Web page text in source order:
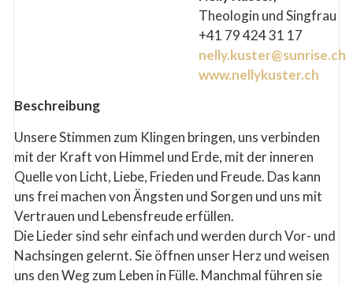
Theologin und Singfrau
+41 79 424 31 17
nelly.kuster@sunrise.ch
www.nellykuster.ch
Beschreibung
Unsere Stimmen zum Klingen bringen, uns verbinden
mit der Kraft von Himmel und Erde, mit der inneren
Quelle von Licht, Liebe, Frieden und Freude. Das kann
uns frei machen von Ängsten und Sorgen und uns mit
Vertrauen und Lebensfreude erfüllen.
Die Lieder sind sehr einfach und werden durch Vor- und
Nachsingen gelernt. Sie öffnen unser Herz und weisen
uns den Weg zum Leben in Fülle. Manchmal führen sie